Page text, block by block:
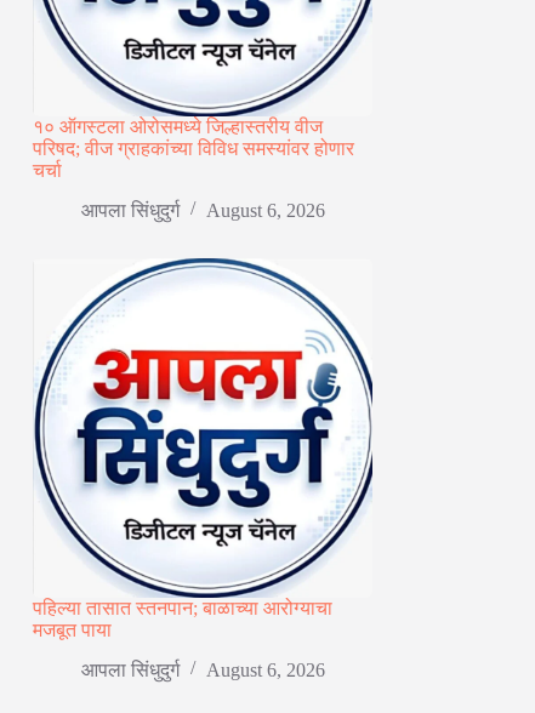
१० ऑगस्टला ओरोसमध्ये जिल्हास्तरीय वीज
परिषद; वीज ग्राहकांच्या विविध समस्यांवर होणार
चर्चा
आपला सिंधुदुर्ग
August 6, 2026
पहिल्या तासात स्तनपान; बाळाच्या आरोग्याचा
मजबूत पाया
आपला सिंधुदुर्ग
August 6, 2026